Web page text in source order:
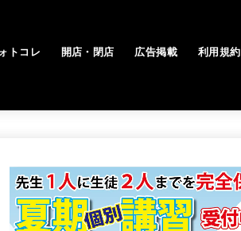
トコレ 開店・閉店 広告掲載 利用規約